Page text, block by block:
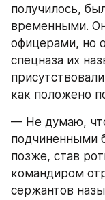
получилось,
временными.
офицерами, но
спецназа их
как положено
— Не думаю,
подчиненными
позже, став
командиром
сержантов